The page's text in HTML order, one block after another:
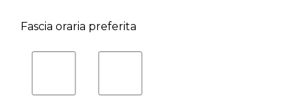
Fascia oraria preferita